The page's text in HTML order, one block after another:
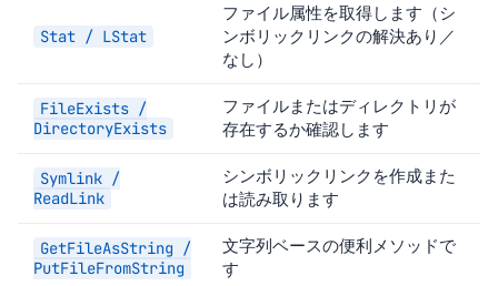
Stat / LStat
ファイル属性を取得します（シ
ンボリックリンクの解決あり／
なし）
FileExists /
DirectoryExists
ファイルまたはディレクトリが
存在するか確認します
Symlink /
ReadLink
シンボリックリンクを作成また
は読み取ります
GetFileAsString /
PutFileFromString
文字列ベースの便利メソッドで
す